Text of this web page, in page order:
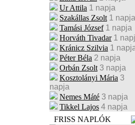
Ur Attila 1 napja
Szakállas Zsolt 1 napja
Tamási József 1 napja
Horváth Tivadar 1
Kránicz Szilvia 1
Péter Béla 2 napja
Orbán Zsolt 3 napja
Kosztolányi Mária 3
napja
Nemes Máté 3 napja
Tikkel Lajos 4 napja
FRISS NAPLÓK